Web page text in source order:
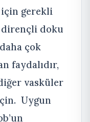
için gerekli
dirençli doku
çok
faydalıdır,
vasküler
Uygun